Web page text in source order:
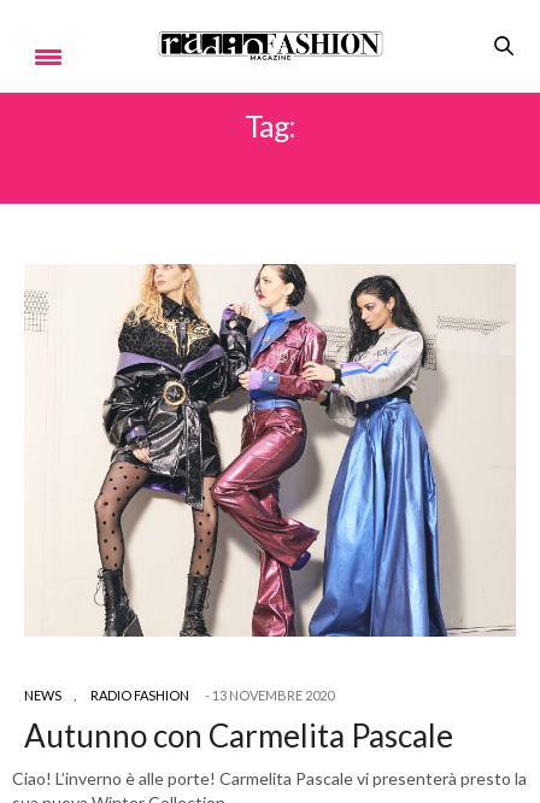
Tag:
NEWS , RADIO FASHION 13 NOVEMBRE 2020
Autunno con Carmelita Pascale
Ciao! L’inverno è alle porte! Carmelita Pascale vi presenterà presto la